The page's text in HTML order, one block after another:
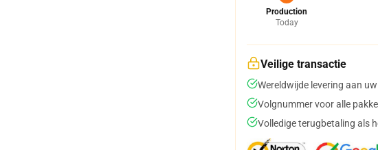
Production
Today
Veilige transactie
Wereldwijde levering aan
Volgnummer voor alle
Volledige terugbetaling als